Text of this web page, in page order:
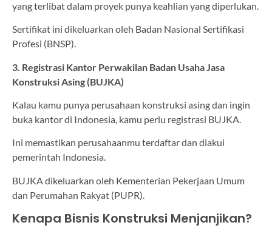
yang terlibat dalam proyek punya keahlian yang diperlukan.
Sertifikat ini dikeluarkan oleh Badan Nasional Sertifikasi
Profesi (BNSP).
3. Registrasi Kantor Perwakilan Badan Usaha Jasa
Konstruksi Asing (BUJKA)
Kalau kamu punya perusahaan konstruksi asing dan ingin
buka kantor di Indonesia, kamu perlu registrasi BUJKA.
Ini memastikan perusahaanmu terdaftar dan diakui
pemerintah Indonesia.
BUJKA dikeluarkan oleh Kementerian Pekerjaan Umum
dan Perumahan Rakyat (PUPR).
Kenapa Bisnis Konstruksi Menjanjikan?